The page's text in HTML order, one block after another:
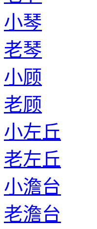
小琴
老琴
小顾
老顾
小左丘
老左丘
小澹台
老澹台